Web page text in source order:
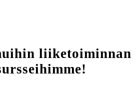
liiketoiminnan